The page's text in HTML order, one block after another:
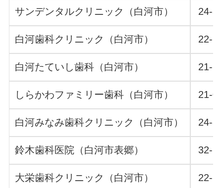
サンデンタルクリニック（白河市） 24-
白河歯科クリニック（白河市） 22-
白河たていし歯科（白河市） 21-
しらかわファミリー歯科（白河市） 21-
白河みなみ歯科クリニック（白河市） 24-
鈴木歯科医院（白河市表郷） 32-
大栄歯科クリニック（白河市） 22-